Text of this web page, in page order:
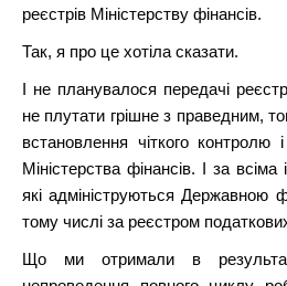
реєстрів Міністерству фінансів.
Так, я про це хотіла сказати.
І не планувалося передачі
не плутати грішне з праведним,
встановлення чіткого контролю
Міністерства фінансів. І за
які адмініструються Державною
тому числі за реєстром
Що ми отримали в